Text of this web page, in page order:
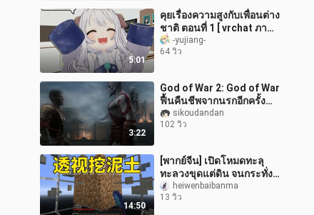
5:01
คุยเรื่องความสูงกับเพื่อนต่าง
ชาติ ตอนที่ 1 [ vrchat ภาษา
ญี่ปุ่น ]-yujiang-
64 วิว
3:22
God of War 2: God of War
ฟื้นคืนชีพจากนรกอีกครั้ง
และมีพลังของ Typhon
ราชาแห่ง*ว์ประหลาด!
sikoudandan
102 วิว
14:50
[พากย์จีน] เปิดโหมดทะลุ
ทะลวงขุดแต่ดิน จนกระทั่ง
ฉันโดนแบน – Nah Jaron
heiwenbaibanma
13 วิว